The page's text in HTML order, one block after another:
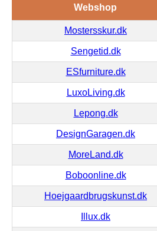
Webshop
Mostersskur.dk
Sengetid.dk
ESfurniture.dk
LuxoLiving.dk
Lepong.dk
DesignGaragen.dk
MoreLand.dk
Boboonline.dk
Hoejgaardbrugskunst.dk
Illux.dk